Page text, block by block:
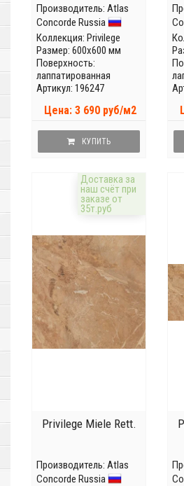
Производитель: Atlas
Concorde Russia
Коллекция: Privilege
Размер: 600x600 мм
Поверхность:
лаппатированная
Артикул: 196247
Цена: 3 690 руб/м2
КУПИТЬ
Доставка за
наш счёт при
заказе от
35т.руб
Privilege Miele Rett.
Производитель: Atlas
Concorde Russia